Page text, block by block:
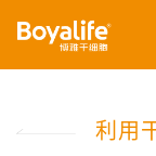
首页 什么是干
利用干细胞疗法治
利用